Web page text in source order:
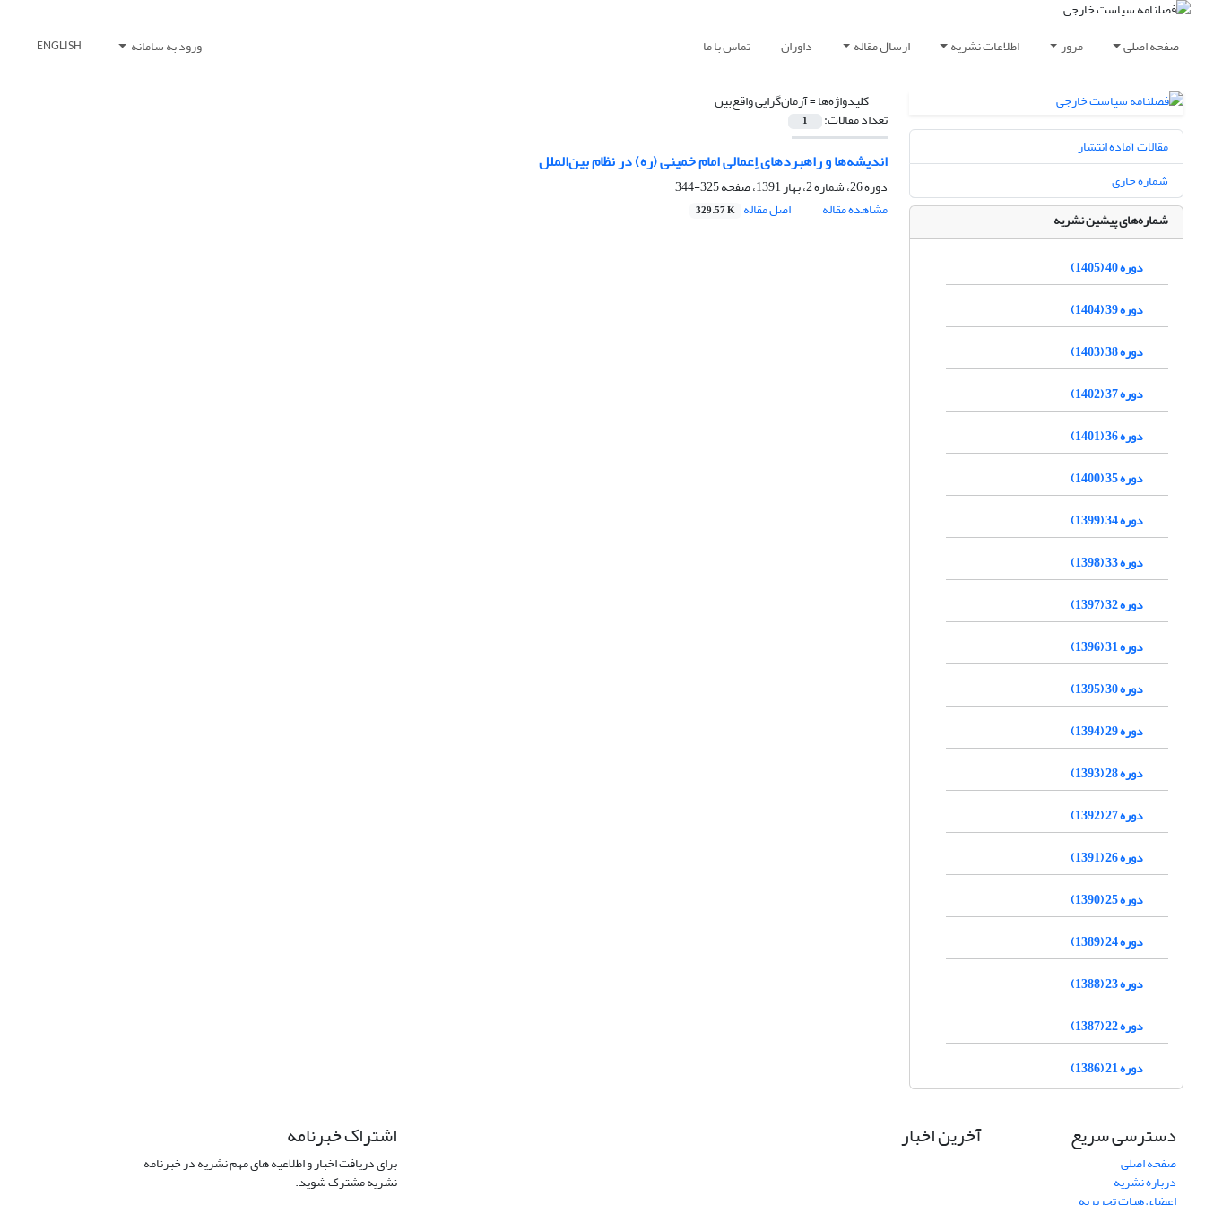
صفحه اصلی مرور اطلاعات نشریه ارسال مقاله داوران تماس با ما ورود به سامانه ENGLISH
کلیدواژه‌ها =آرمان‌گرایی واقع‌بین
تعداد مقالات: 1
اندیشه‌ها و راهبردهای اِعمالی امام خمینی (ره) در ‏نظام بین‌الملل
دوره 26، شماره 2، بهار 1391، صفحه
325-344
مشاهده مقاله
اصل مقاله 329.57 K
مقالات آماده انتشار
شماره جاری
شماره‌های پیشین نشریه
دوره 40 (1405)
دوره 39 (1404)
دوره 38 (1403)
دوره 37 (1402)
دوره 36 (1401)
دوره 35 (1400)
دوره 34 (1399)
دوره 33 (1398)
دوره 32 (1397)
دوره 31 (1396)
دوره 30 (1395)
دوره 29 (1394)
دوره 28 (1393)
دوره 27 (1392)
دوره 26 (1391)
دوره 25 (1390)
دوره 24 (1389)
دوره 23 (1388)
دوره 22 (1387)
دوره 21 (1386)
دسترسی سریع
صفحه اصلی
درباره نشریه
آخرین اخبار اشتراک خبرنامه
برای دریافت اخبار و اطلاعیه های مهم نشریه در خبرنامه
نشریه مشترک شوید.